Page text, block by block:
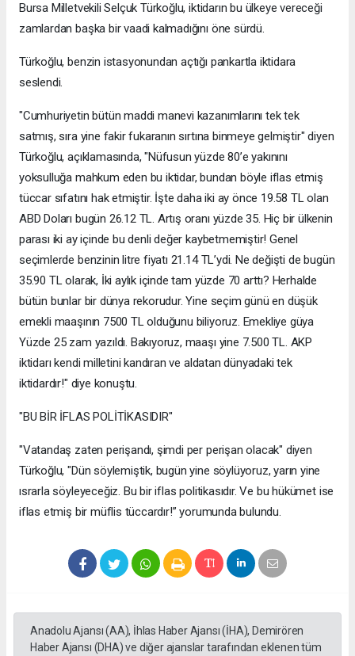
Bursa Milletvekili Selçuk Türkoğlu, iktidarın bu ülkeye vereceği
zamlardan başka bir vaadi kalmadığını öne sürdü.
Türkoğlu, benzin istasyonundan açtığı pankartla iktidara
seslendi.
"Cumhuriyetin bütün maddi manevi kazanımlarını tek tek
satmış, sıra yine fakir fukaranın sırtına binmeye gelmiştir" diyen
Türkoğlu, açıklamasında, "Nüfusun yüzde 80’e yakınını
yoksulluğa mahkum eden bu iktidar, bundan böyle iflas etmiş
tüccar sıfatını hak etmiştir. İşte daha iki ay önce 19.58 TL olan
ABD Doları bugün 26.12 TL. Artış oranı yüzde 35. Hiç bir ülkenin
parası iki ay içinde bu denli değer kaybetmemiştir! Genel
seçimlerde benzinin litre fiyatı 21.14 TL’ydi. Ne değişti de bugün
35.90 TL olarak, İki aylık içinde tam yüzde 70 arttı? Herhalde
bütün bunlar bir dünya rekorudur. Yine seçim günü en düşük
emekli maaşının 7500 TL olduğunu biliyoruz. Emekliye güya
Yüzde 25 zam yazıldı. Bakıyoruz, maaşı yine 7.500 TL. AKP
iktidarı kendi milletini kandıran ve aldatan dünyadaki tek
iktidardır!" diye konuştu.
"BU BİR İFLAS POLİTİKASIDIR"
"Vatandaş zaten perişandı, şimdi per perişan olacak" diyen
Türkoğlu, "Dün söylemiştik, bugün yine söylüyoruz, yarın yine
ısrarla söyleyeceğiz. Bu bir iflas politikasıdır. Ve bu hükümet ise
iflas etmiş bir müflis tüccardır!” yorumunda bulundu.
Anadolu Ajansı (AA), İhlas Haber Ajansı (İHA), Demirören
Haber Ajansı (DHA) ve diğer ajanslar tarafından eklenen tüm